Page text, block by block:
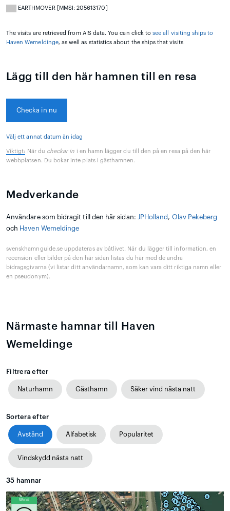
EARTHMOVER [MMSI: 205613170]
The visits are retrieved from AIS data. You can click tosee all visiting ships to
Haven Wemeldinge, as well as statistics about the ships that visits
Lägg till den här hamnen till en resa
Checka in nu
Välj ett annat datum än idag
Viktigt: När du checkar in i en hamn lägger du till den på en resa på den här
webbplatsen. Du bokar inte plats i gästhamnen.
Medverkande
Användare som bidragit till den här sidan: JPHolland , Olav Pekeberg
och Haven Wemeldinge
svenskhamnguide.se uppdateras av båtlivet. När du lägger till information, en
recension eller bilder på den här sidan listas du här med de andra
bidragsgivarna (vi listar ditt användarnamn, som kan vara ditt riktiga namn eller
en pseudonym).
Närmaste hamnar till Haven
Wemeldinge
Filtrera efter
Naturhamn Gästhamn Säker vind nästa natt
Sortera efter
Avstånd Alfabetisk Popularitet
Vindskydd nästa natt
35 hamnar
Wind